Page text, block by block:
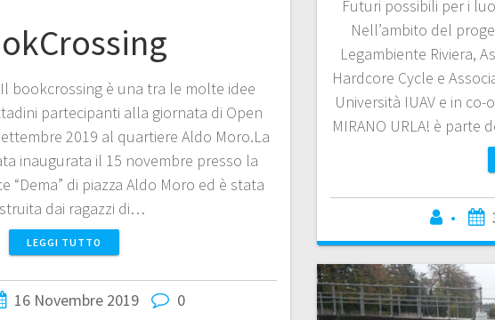
bookcrossing è una tra le molte idee
partecipanti alla giornata di Open
2019 al quartiere Aldo Moro.La
inaugurata il 15 novembre presso la
“Dema” di piazza Aldo Moro ed è stata
dai ragazzi di…
LEGGI TUTTO
16 Novembre 2019 0
Futuri possibili per i
Nell’ambito del
Legambiente Riviera,
Hardcore Cycle e
Università IUAV e in
MIRANO URLA! è
•